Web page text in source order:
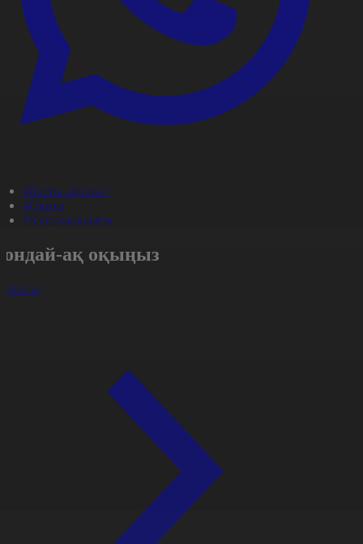
#Басты ақпарат
#Оқиға
#Күн жаңалығы
ақ оқыңыз